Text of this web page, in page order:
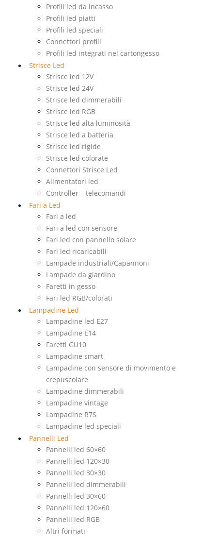
Profili led da incasso
Profili led piatti
Profili led speciali
Connettori profili
Profili led integrati nel cartongesso
Strisce Led
Strisce led 12V
Strisce led 24V
Strisce led dimmerabili
Strisce led RGB
Strisce led alta luminosità
Strisce led a batteria
Strisce led rigide
Strisce led colorate
Connettori Strisce Led
Alimentatori led
Controller – telecomandi
Fari a Led
Fari a led
Fari a led con sensore
Fari led con pannello solare
Fari led ricaricabili
Lampade industriali/Capannoni
Lampade da giardino
Faretti in gesso
Fari led RGB/colorati
Lampadine Led
Lampadine led E27
Lampadine E14
Faretti GU10
Lampadine smart
Lampadine con sensore di movimento e
crepuscolare
Lampadine dimmerabili
Lampadine vintage
Lampadine R7S
Lampadine led speciali
Pannelli Led
Pannelli led 60×60
Pannelli led 120×30
Pannelli led 30×30
Pannelli led dimmerabili
Pannelli led 30×60
Pannelli led 120×60
Pannelli led RGB
Altri formati